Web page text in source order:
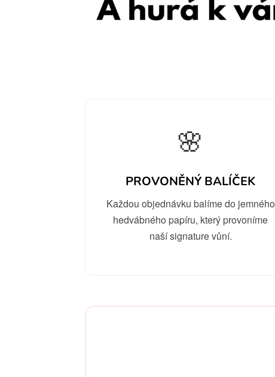
🌸
PROVONĚNÝ BALÍČEK
Každou objednávku balíme do jemného
hedvábného papíru, který provoníme
naší signature vůní.